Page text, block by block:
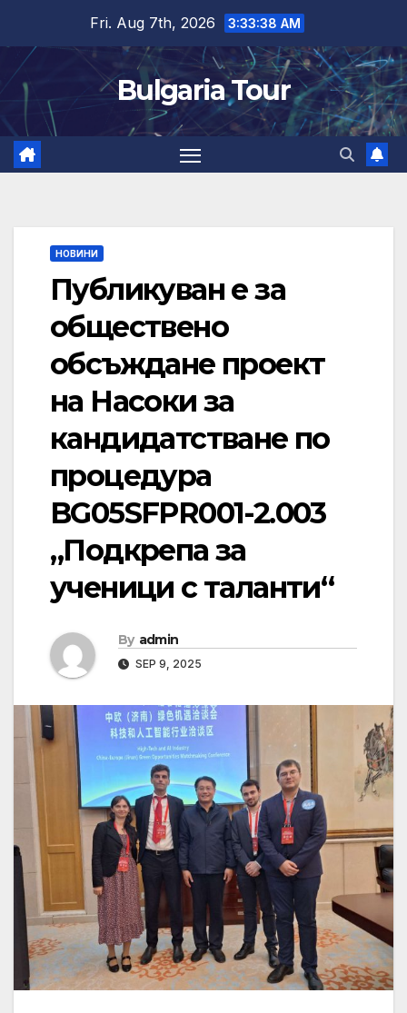
content
Fri. Aug 7th, 2026 3:33:39 AM
Bulgaria Tour
НОВИНИ
Публикуван е за
обществено
обсъждане проект
на Насоки за
кандидатстване по
процедура
BG05SFPR001-2.003
„Подкрепа за
ученици с таланти“
By admin
SEP 9, 2025